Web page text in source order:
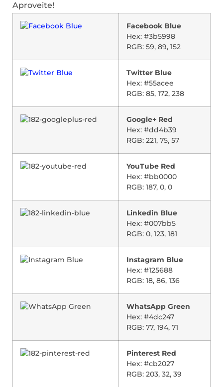
Aproveite!
Facebook Blue
Hex: #3b5998
RGB: 59, 89, 152
Twitter Blue
Hex: #55acee
RGB: 85, 172, 238
Google+ Red
Hex: #dd4b39
RGB: 221, 75, 57
YouTube Red
Hex: #bb0000
RGB: 187, 0, 0
Linkedin Blue
Hex: #007bb5
RGB: 0, 123, 181
Instagram Blue
Hex: #125688
RGB: 18, 86, 136
WhatsApp Green
Hex: #4dc247
RGB: 77, 194, 71
Pinterest Red
Hex: #cb2027
RGB: 203, 32, 39